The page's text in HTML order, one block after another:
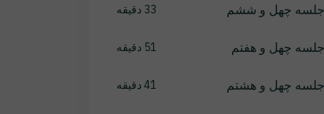
جلسه چهل و ششم 33 دقیقه
جلسه چهل و هفتم 51 دقیقه
جلسه چهل و هشتم 41 دقیقه